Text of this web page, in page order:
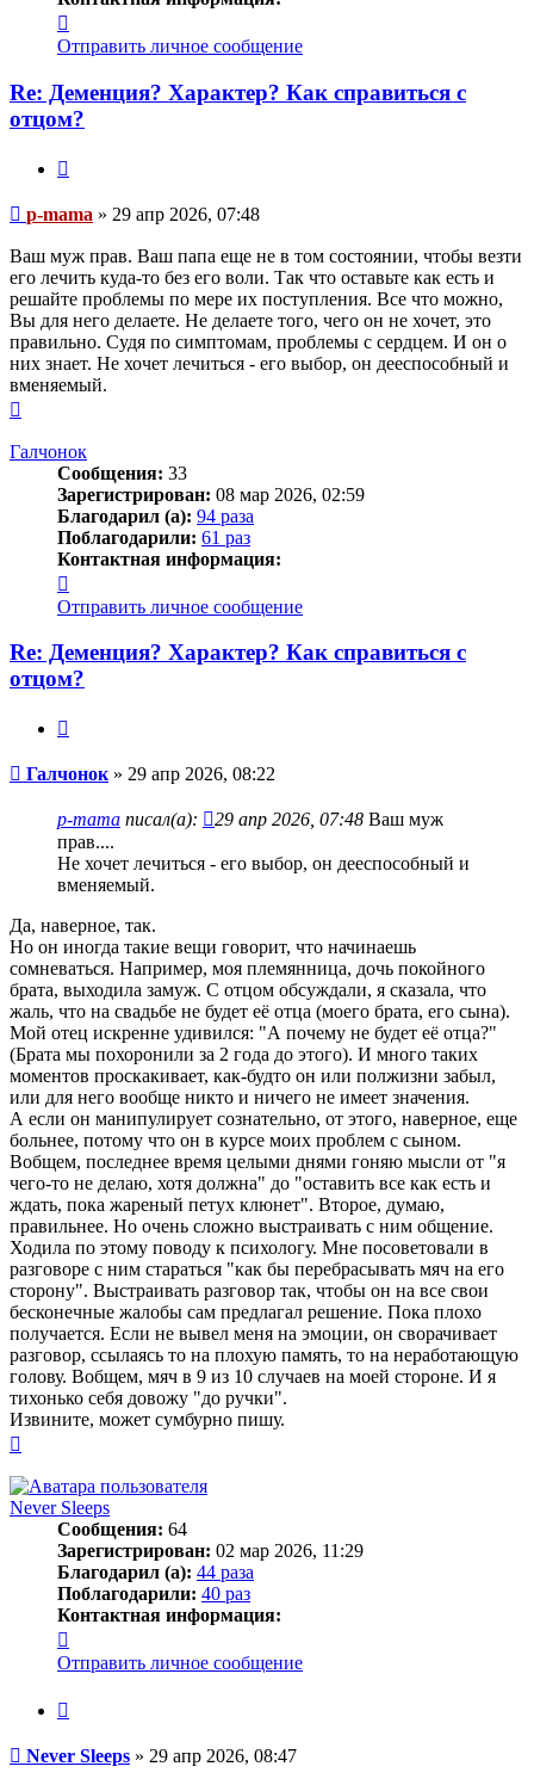
информация
пользователя
mama
Отправить личное сообщение
Re: Деменция? Характер? Как справиться с
отцом?
Сообщение
p-mama » 29 апр 2026, 07:48
Ваш муж прав. Ваш папа еще не в том состоянии, чтобы везти
его лечить куда-то без его воли. Так что оставьте как есть и
решайте проблемы по мере их поступления. Все что можно,
Вы для него делаете. Не делаете того, чего он не хочет, это
правильно. Судя по симптомам, проблемы с сердцем. И он о
них знает. Не хочет лечиться - его выбор, он дееспособный и
вменяемый.
началу
Галчонок
Сообщения: 33
Зарегистрирован: 08 мар 2026, 02:59
Благодарил (а): 94 раза
Поблагодарили: 61 раз
Контактная информация:
информация
пользователя
Отправить личное сообщение
Re: Деменция? Характер? Как справиться с
отцом?
Сообщение
Галчонок » 29 апр 2026, 08:22
p-mama писал(а): 29 апр 2026, 07:48 Ваш муж
прав....
Не хочет лечиться - его выбор, он дееспособный и
вменяемый.
Да, наверное, так.
Но он иногда такие вещи говорит, что начинаешь
сомневаться. Например, моя племянница, дочь покойного
брата, выходила замуж. С отцом обсуждали, я сказала, что
жаль, что на свадьбе не будет её отца (моего брата, его сына).
Мой отец искренне удивился: "А почему не будет её отца?"
(Брата мы похоронили за 2 года до этого). И много таких
моментов проскакивает, как-будто он или полжизни забыл,
или для него вообще никто и ничего не имеет значения.
А если он манипулирует сознательно, от этого, наверное, еще
больнее, потому что он в курсе моих проблем с сыном.
Вобщем, последнее время целыми днями гоняю мысли от "я
чего-то не делаю, хотя должна" до "оставить все как есть и
ждать, пока жареный петух клюнет". Второе, думаю,
правильнее. Но очень сложно выстраивать с ним общение.
Ходила по этому поводу к психологу. Мне посоветовали в
разговоре с ним стараться "как бы перебрасывать мяч на его
сторону". Выстраивать разговор так, чтобы он на все свои
бесконечные жалобы сам предлагал решение. Пока плохо
получается. Если не вывел меня на эмоции, он сворачивает
разговор, ссылаясь то на плохую память, то на неработающую
голову. Вобщем, мяч в 9 из 10 случаев на моей стороне. И я
тихонько себя довожу "до ручки".
Извините, может сумбурно пишу.
началу
Never Sleeps
Сообщения: 64
Зарегистрирован: 02 мар 2026, 11:29
Благодарил (а): 44 раза
Поблагодарили: 40 раз
Контактная информация:
информация
пользователя
Sleeps
Отправить личное сообщение
Сообщение
Never Sleeps » 29 апр 2026, 08:47